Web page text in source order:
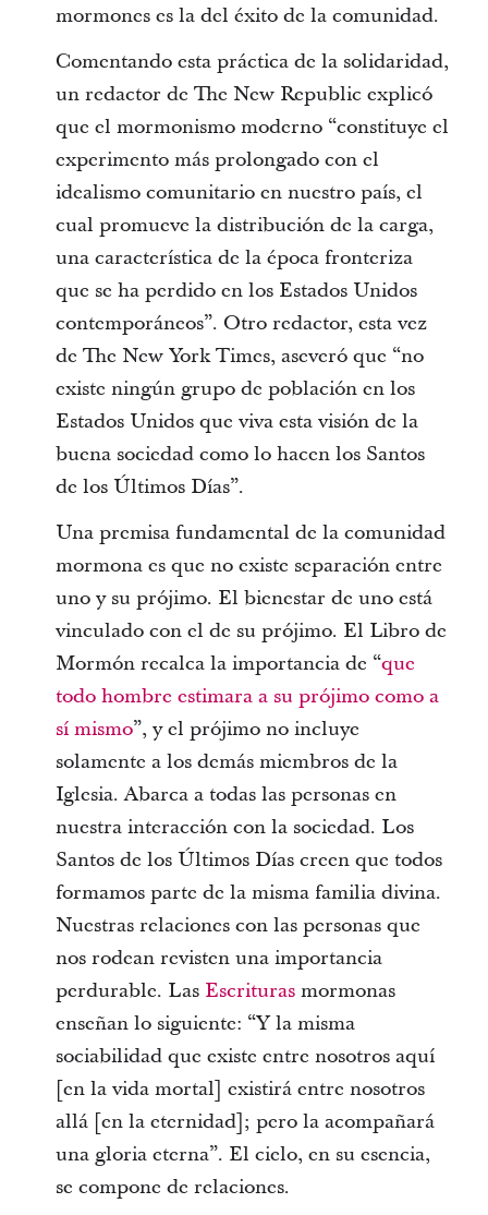
mormones es la del éxito de la comunidad.
Comentando esta práctica de la solidaridad,
un redactor de The New Republic explicó
que el mormonismo moderno “constituye el
experimento más prolongado con el
idealismo comunitario en nuestro país, el
cual promueve la distribución de la carga,
una característica de la época fronteriza
que se ha perdido en los Estados Unidos
contemporáneos”. Otro redactor, esta vez
de The New York Times, aseveró que “no
existe ningún grupo de población en los
Estados Unidos que viva esta visión de la
buena sociedad como lo hacen los Santos
de los Últimos Días”.
Una premisa fundamental de la comunidad
mormona es que no existe separación entre
uno y su prójimo. El bienestar de uno está
vinculado con el de su prójimo. El Libro de
Mormón recalca la importancia de “que
todo hombre estimara a su prójimo como a
sí mismo”, y el prójimo no incluye
solamente a los demás miembros de la
Iglesia. Abarca a todas las personas en
nuestra interacción con la sociedad. Los
Santos de los Últimos Días creen que todos
formamos parte de la misma familia divina.
Nuestras relaciones con las personas que
nos rodean revisten una importancia
perdurable. Las Escriturasmormonas
enseñan lo siguiente: “Y la misma
sociabilidad que existe entre nosotros aquí
[en la vida mortal] existirá entre nosotros
allá [en la eternidad]; pero la acompañará
una gloria eterna”. El cielo, en su esencia,
se compone de relaciones.